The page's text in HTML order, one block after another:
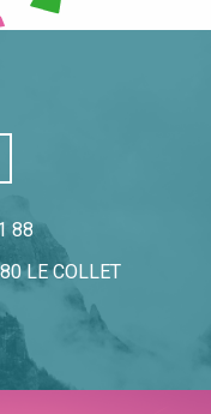
88
LE COLLET